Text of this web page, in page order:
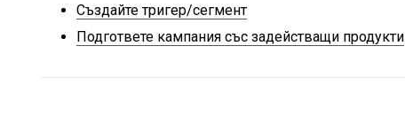
Създайте тригер/сегмент
Подгответе кампания със задействащи продукти